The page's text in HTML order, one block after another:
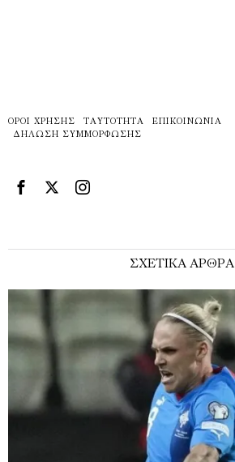
ΌΡΟΙ ΧΡΉΣΗΣ ΤΑΥΤΌΤΗΤΑ
ΕΠΙΚΟΙΝΩΝΊΑ
ΔΉΛΩΣΗ ΣΥΜΜΌΡΦΩΣΗΣ
ΣΧΕΤΙΚΑ ΑΡΘΡΑ